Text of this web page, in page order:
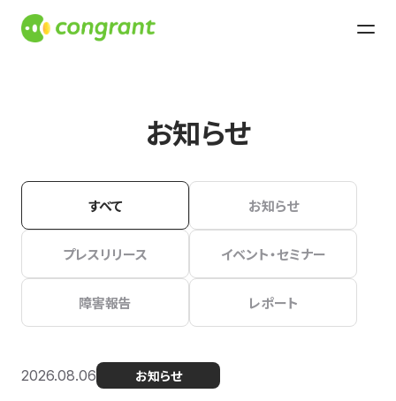
お知らせ
すべて お知らせ
プレスリリース イベント・セミナー
障害報告 レポート
2026.08.06 お知らせ